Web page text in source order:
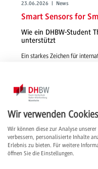
23.06.2026 | News
Smart Sensors for
Wie ein DHBW-Student
unterstützt
Ein starkes Zeichen für
thailändischen
Umweltdaten nachhaltig zu
weiterlesen
Wir verwenden Cookies
Wir können diese zur Analyse
verbessern, personalisierte Inhalte
Erlebnis zu bieten. Für weitere
öffnen Sie die Einstellungen.